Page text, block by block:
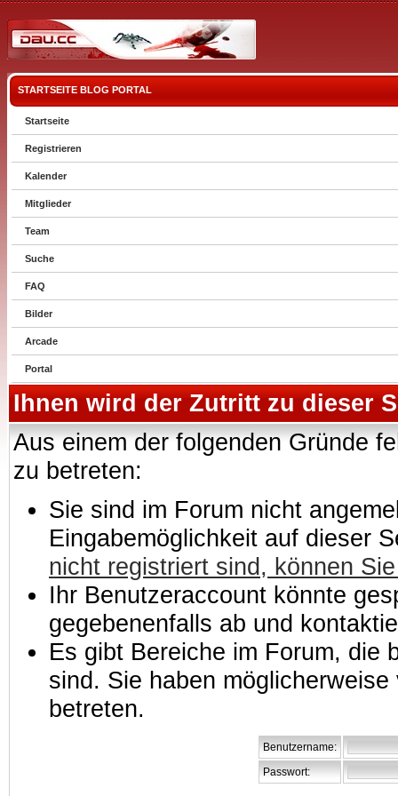
STARTSEITE BLOG PORTAL
Startseite
Registrieren
Kalender
Mitglieder
Team
Suche
FAQ
Bilder
Arcade
Portal
Ihnen wird der Zutritt zu dieser
Aus einem der folgenden Gründe
zu betreten:
Sie sind im Forum nicht
Eingabemöglichkeit auf dieser
nicht registriert sind, können
Ihr Benutzeraccount könnte
gegebenenfalls ab und
Es gibt Bereiche im Forum, die
sind. Sie haben
betreten.
Benutzername:
Passwort: